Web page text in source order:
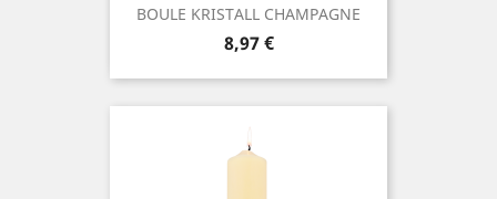
BOULE KRISTALL CHAMPAGNE
Prix
8,97 €